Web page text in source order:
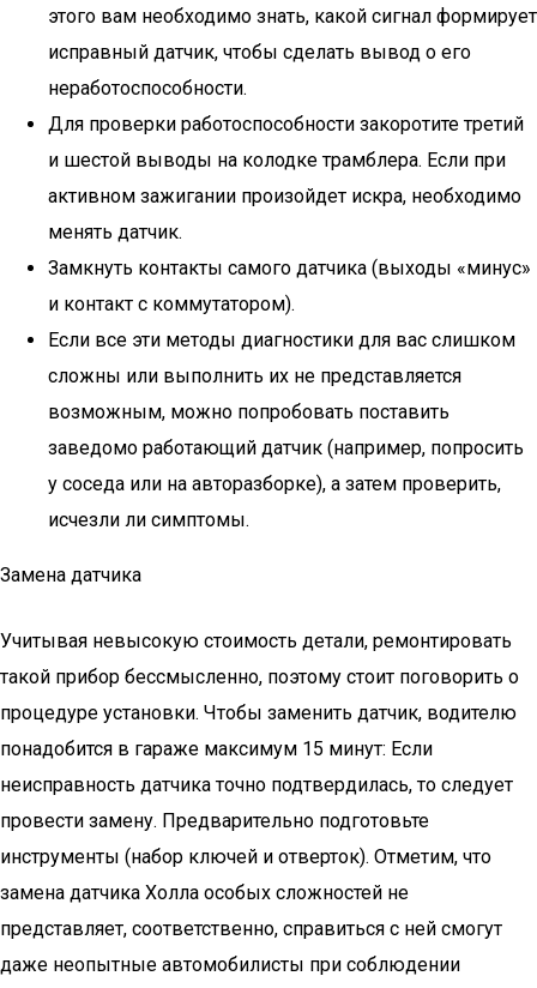
этого вам необходимо знать, какой сигнал формирует
исправный датчик, чтобы сделать вывод о его
неработоспособности.
Для проверки работоспособности закоротите третий
и шестой выводы на колодке трамблера. Если при
активном зажигании произойдет искра, необходимо
менять датчик.
Замкнуть контакты самого датчика (выходы «минус»
и контакт с коммутатором).
Если все эти методы диагностики для вас слишком
сложны или выполнить их не представляется
возможным, можно попробовать поставить
заведомо работающий датчик (например, попросить
у соседа или на авторазборке), а затем проверить,
исчезли ли симптомы.
Замена датчика
Учитывая невысокую стоимость детали, ремонтировать
такой прибор бессмысленно, поэтому стоит поговорить о
процедуре установки. Чтобы заменить датчик, водителю
понадобится в гараже максимум 15 минут: Если
неисправность датчика точно подтвердилась, то следует
провести замену. Предварительно подготовьте
инструменты (набор ключей и отверток). Отметим, что
замена датчика Холла особых сложностей не
представляет, соответственно, справиться с ней смогут
даже неопытные автомобилисты при соблюдении